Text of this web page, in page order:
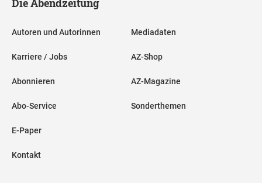
Autoren und Autorinnen
Karriere / Jobs
Abonnieren
Abo-Service
E-Paper
Kontakt
Mediadaten
AZ-Shop
AZ-Magazine
Sonderthemen